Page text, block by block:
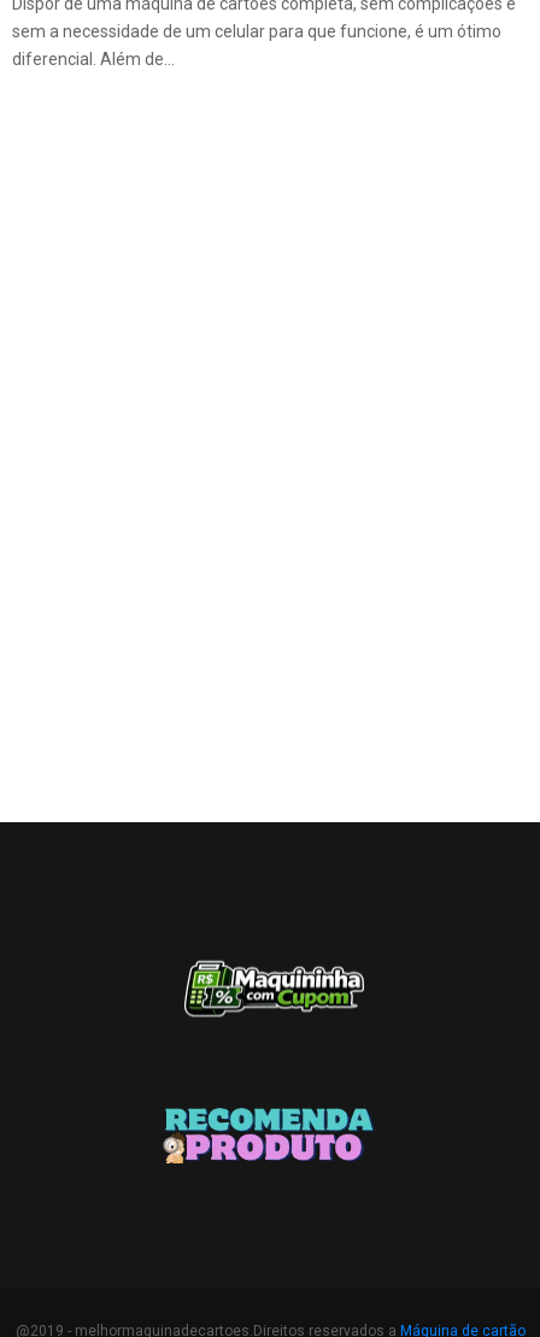
sem a necessidade de um celular para que funcione, é um ótimo
diferencial. Além de...
@2019 - melhormaquinadecartoes.Direitos reservados a Máquina de cartão